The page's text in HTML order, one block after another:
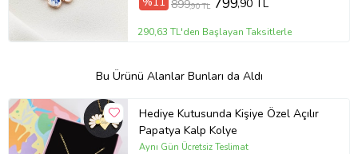
899,90 TL 799,90 TL
290,63 TL'den Başlayan Taksitlerle
Bu Ürünü Alanlar Bunları da Aldı
Hediye Kutusunda Kişiye Özel Açılır
Papatya Kalp Kolye
Aynı Gün Ücretsiz Teslimat